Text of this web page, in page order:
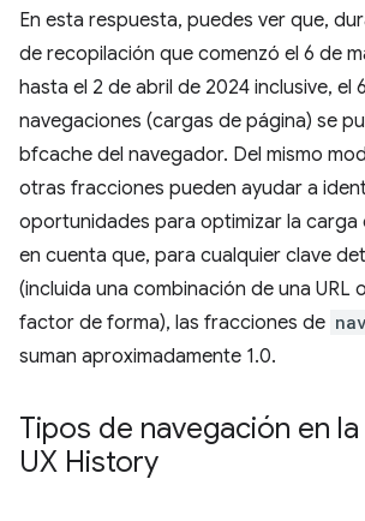
En esta respuesta, puedes ver que,
de recopilación que comenzó el 6 de
hasta el 2 de abril de 2024 inclusive, el
navegaciones (cargas de página) se
bfcache del navegador. Del mismo
otras fracciones pueden ayudar a
oportunidades para optimizar la carga
en cuenta que, para cualquier clave
(incluida una combinación de una URL
factor de forma), las fracciones de
suman aproximadamente 1.0.
Tipos de navegación en
UX History